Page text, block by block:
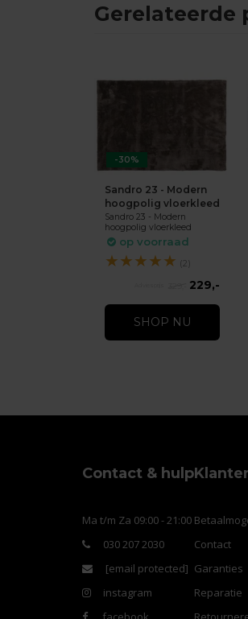
Gerelateerde
-30%
Sandro 23 - Modern
hoogpolig vloerkleed
Sandro 23 - Modern
hoogpolig vloerkleed
op voorraad
★★★★★ (2)
229,-
SHOP NU
Contact & hulp
Ma t/m Za 09:00 - 21:00
030 207 2030
[email protected]
instagram
Contact
Garanties
Reparatie